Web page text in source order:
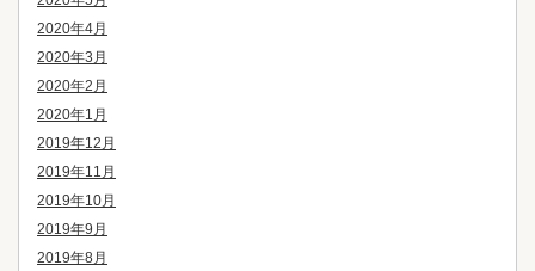
2020年4月
2020年3月
2020年2月
2020年1月
2019年12月
2019年11月
2019年10月
2019年9月
2019年8月